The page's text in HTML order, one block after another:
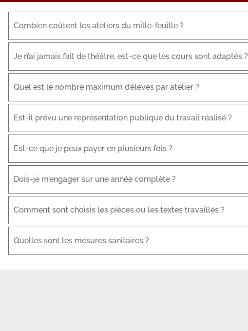
Combien coûtent les ateliers du mille-feuille ?
Je n’ai jamais fait de théâtre, est-ce que les cours sont adaptés ?
Quel est le nombre maximum d’élèves par atelier ?
Est-il prévu une représentation publique du travail réalisé ?
Est-ce que je peux payer en plusieurs fois ?
Dois-je m’engager sur une année complète ?
Comment sont choisis les pièces ou les textes travaillés ?
Quelles sont les mesures sanitaires ?